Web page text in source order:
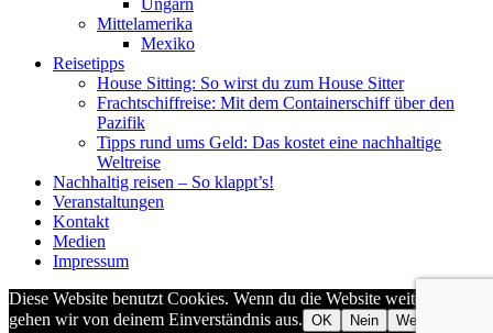
Mittelamerika
Mexiko
Reisetipps
House Sitting: So wirst du zum House Sitter
Frachtschiffreise: Mit dem Containerschiff über den
Pazifik
Tipps rund ums Geld: Das kostet eine nachhaltige
Weltreise
Nachhaltig reisen – So klappt’s!
Veranstaltungen
Kontakt
Medien
Impressum
Diese Website benutzt Cookies. Wenn du die Website weiter nutzt,
gehen wir von deinem Einverständnis aus. OK Nein Weiterlesen